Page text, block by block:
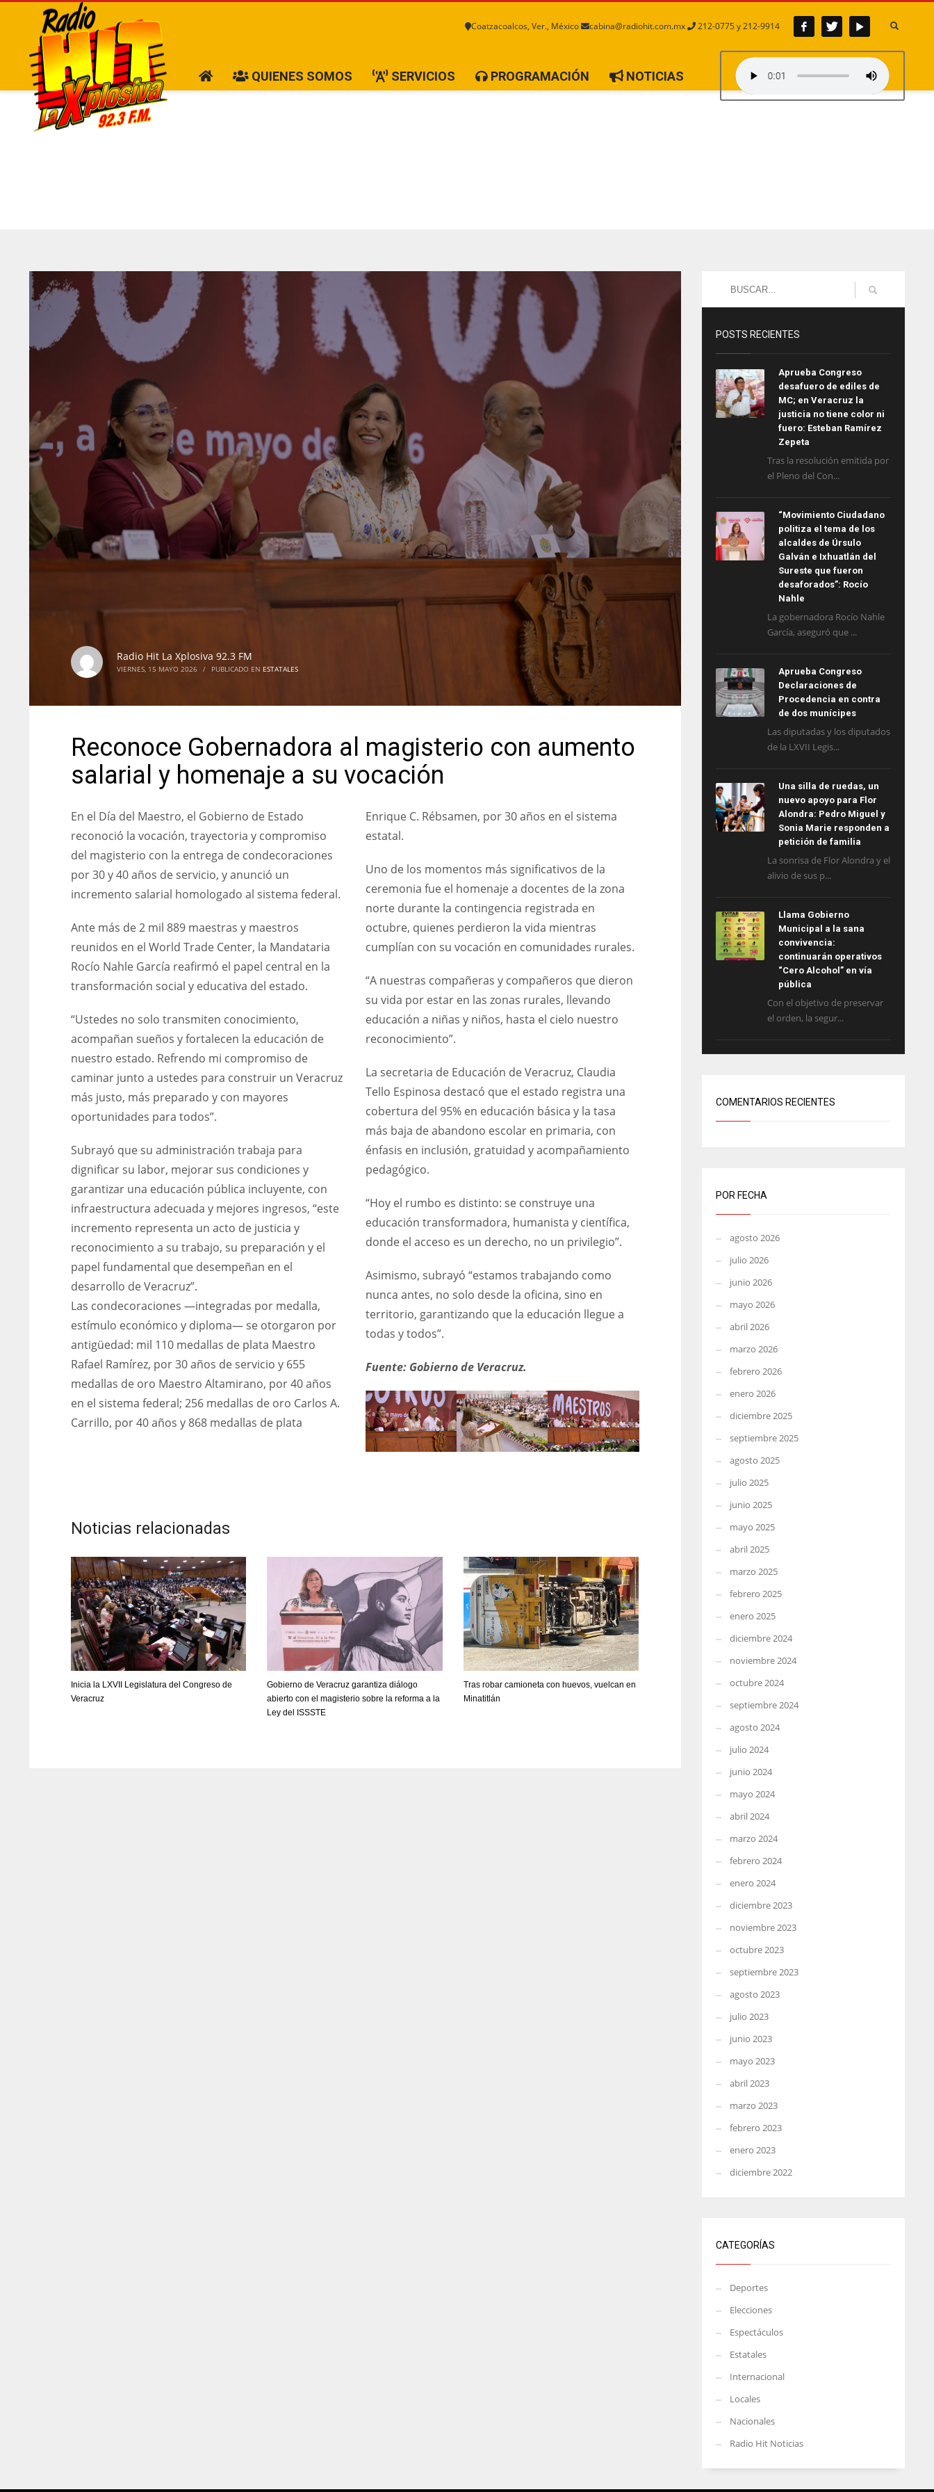
Coatzacoalcos, Ver., México cabina@radiohit.com.mx 212-0775 y 212-9914
QUIENES SOMOS SERVICIOS PROGRAMACIÓN NOTICIAS
Radio Hit La Xplosiva 92.3 FM
VIERNES, 15 MAYO 2026 / PUBLICADO EN ESTATALES
Reconoce Gobernadora al magisterio con aumento
salarial y homenaje a su vocación
En el Día del Maestro, el Gobierno de Estado
reconoció la vocación, trayectoria y compromiso
del magisterio con la entrega de condecoraciones
por 30 y 40 años de servicio, y anunció un
incremento salarial homologado al sistema federal.
Ante más de 2 mil 889 maestras y maestros
reunidos en el World Trade Center, la Mandataria
Rocío Nahle García reafirmó el papel central en la
transformación social y educativa del estado.
“Ustedes no solo transmiten conocimiento,
acompañan sueños y fortalecen la educación de
nuestro estado. Refrendo mi compromiso de
caminar junto a ustedes para construir un Veracruz
más justo, más preparado y con mayores
oportunidades para todos”.
Subrayó que su administración trabaja para
dignificar su labor, mejorar sus condiciones y
garantizar una educación pública incluyente, con
infraestructura adecuada y mejores ingresos, “este
incremento representa un acto de justicia y
reconocimiento a su trabajo, su preparación y el
papel fundamental que desempeñan en el
desarrollo de Veracruz”.
Las condecoraciones —integradas por medalla,
estímulo económico y diploma— se otorgaron por
antigüedad: mil 110 medallas de plata Maestro
Rafael Ramírez, por 30 años de servicio y 655
medallas de oro Maestro Altamirano, por 40 años
en el sistema federal; 256 medallas de oro Carlos A.
Carrillo, por 40 años y 868 medallas de plata
Enrique C. Rébsamen, por 30 años en el sistema
estatal.
Uno de los momentos más significativos de la
ceremonia fue el homenaje a docentes de la zona
norte durante la contingencia registrada en
octubre, quienes perdieron la vida mientras
cumplían con su vocación en comunidades rurales.
“A nuestras compañeras y compañeros que dieron
su vida por estar en las zonas rurales, llevando
educación a niñas y niños, hasta el cielo nuestro
reconocimiento”.
La secretaria de Educación de Veracruz, Claudia
Tello Espinosa destacó que el estado registra una
cobertura del 95% en educación básica y la tasa
más baja de abandono escolar en primaria, con
énfasis en inclusión, gratuidad y acompañamiento
pedagógico.
“Hoy el rumbo es distinto: se construye una
educación transformadora, humanista y científica,
donde el acceso es un derecho, no un privilegio”.
Asimismo, subrayó “estamos trabajando como
nunca antes, no solo desde la oficina, sino en
territorio, garantizando que la educación llegue a
todas y todos”.
Fuente: Gobierno de Veracruz.
Noticias relacionadas
Inicia la LXVII Legislatura del Congreso de
Veracruz
Gobierno de Veracruz garantiza diálogo
abierto con el magisterio sobre la reforma a la
Ley del ISSSTE
Tras robar camioneta con huevos, vuelcan en
Minatitlán
POSTS RECIENTES
Aprueba Congreso
desafuero de ediles de
MC; en Veracruz la
justicia no tiene color ni
fuero: Esteban Ramírez
Zepeta
Tras la resolución emitida por
el Pleno del Con...
“Movimiento Ciudadano
politiza el tema de los
alcaldes de Úrsulo
Galván e Ixhuatlán del
Sureste que fueron
desaforados”: Rocío
Nahle
La gobernadora Rocío Nahle
García, aseguró que ...
Aprueba Congreso
Declaraciones de
Procedencia en contra
de dos munícipes
Las diputadas y los diputados
de la LXVII Legis...
Una silla de ruedas, un
nuevo apoyo para Flor
Alondra: Pedro Miguel y
Sonia Marie responden a
petición de familia
La sonrisa de Flor Alondra y el
alivio de sus p...
Llama Gobierno
Municipal a la sana
convivencia:
continuarán operativos
“Cero Alcohol” en vía
pública
Con el objetivo de preservar
el orden, la segur...
COMENTARIOS RECIENTES
POR FECHA
agosto 2026
julio 2026
junio 2026
mayo 2026
abril 2026
marzo 2026
febrero 2026
enero 2026
diciembre 2025
septiembre 2025
agosto 2025
julio 2025
junio 2025
mayo 2025
abril 2025
marzo 2025
febrero 2025
enero 2025
diciembre 2024
noviembre 2024
octubre 2024
septiembre 2024
agosto 2024
julio 2024
junio 2024
mayo 2024
abril 2024
marzo 2024
febrero 2024
enero 2024
diciembre 2023
noviembre 2023
octubre 2023
septiembre 2023
agosto 2023
julio 2023
junio 2023
mayo 2023
abril 2023
marzo 2023
febrero 2023
enero 2023
diciembre 2022
CATEGORÍAS
Deportes
Elecciones
Espectáculos
Estatales
Internacional
Locales
Nacionales
Radio Hit Noticias